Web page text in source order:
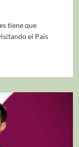
tiene que
el País